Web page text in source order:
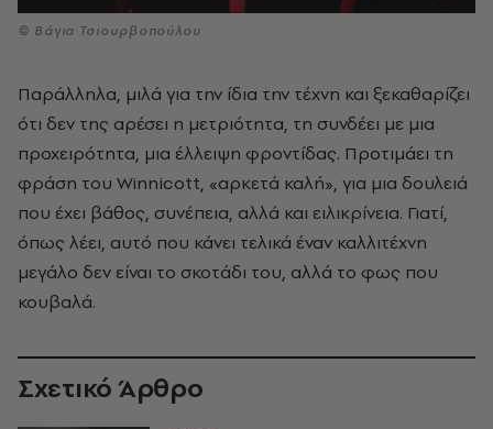
© Βάγια Τσιουρβοπούλου
Παράλληλα, μιλά για την ίδια την τέχνη και ξεκαθαρίζει
ότι δεν της αρέσει η μετριότητα, τη συνδέει με μια
προχειρότητα, μια έλλειψη φροντίδας. Προτιμάει τη
φράση του Winnicott, «αρκετά καλή», για μια δουλειά
που έχει βάθος, συνέπεια, αλλά και ειλικρίνεια. Γιατί,
όπως λέει, αυτό που κάνει τελικά έναν καλλιτέχνη
μεγάλο δεν είναι το σκοτάδι του, αλλά το φως που
κουβαλά.
Σχετικό Άρθρο